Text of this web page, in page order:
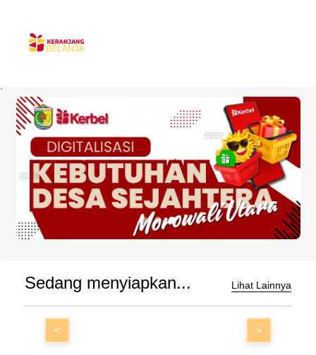
`
Sedang menyiapkan... Lihat Lainnya
< >